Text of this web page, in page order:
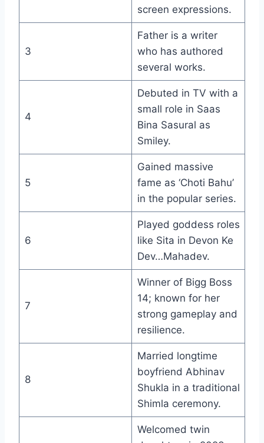
screen expressions.
3
Father is a writer
who has authored
several works.
4
Debuted in TV with a
small role in Saas
Bina Sasural as
Smiley.
5
Gained massive
fame as ‘Choti Bahu’
in the popular series.
6
Played goddess roles
like Sita in Devon Ke
Dev…Mahadev.
7
Winner of Bigg Boss
14; known for her
strong gameplay and
resilience.
8
Married longtime
boyfriend Abhinav
Shukla in a traditional
Shimla ceremony.
Welcomed twin